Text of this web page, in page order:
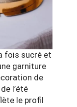
fois sucré et
garniture
de
l’été
le profil